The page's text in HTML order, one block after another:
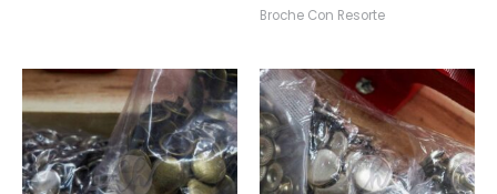
Broche Con Resorte